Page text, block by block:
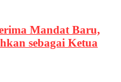
Mandat Baru,
sebagai Ketua